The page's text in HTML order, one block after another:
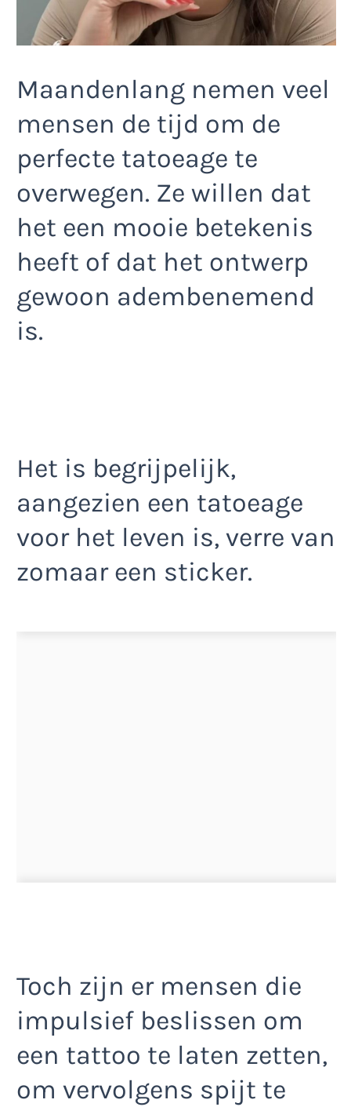
Maandenlang nemen veel
mensen de tijd om de
perfecte tatoeage te
overwegen. Ze willen dat
het een mooie betekenis
heeft of dat het ontwerp
gewoon adembenemend
is.
Het is begrijpelijk,
aangezien een tatoeage
voor het leven is, verre van
zomaar een sticker.
Toch zijn er mensen die
impulsief beslissen om
een tattoo te laten zetten,
om vervolgens spijt te